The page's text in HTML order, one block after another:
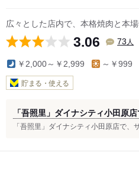
広々とした店内で、本格焼肉と本
3.06 73 人
￥2,000～￥2,999 ～￥999
貯まる・使える
「吾照里」ダイナシティ小田原
「吾照里」ダイナシティ小田原店で